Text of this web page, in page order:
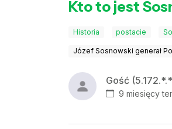
Kto to jest
Historia postacie
Józef Sosnowski generał
Gość
9 miesięcy